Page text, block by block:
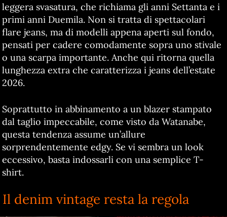
leggera svasatura, che richiama gli anni Settanta e i
primi anni Duemila. Non si tratta di spettacolari
flare jeans, ma di modelli appena aperti sul fondo,
pensati per cadere comodamente sopra uno stivale
o una scarpa importante. Anche qui ritorna quella
lunghezza extra che caratterizza i jeans dell’estate
2026.
Soprattutto in abbinamento a un blazer stampato
dal taglio impeccabile, come visto da Watanabe,
questa tendenza assume un’allure
sorprendentemente edgy. Se vi sembra un look
eccessivo, basta indossarli con una semplice T-
shirt.
Il denim vintage resta la regola